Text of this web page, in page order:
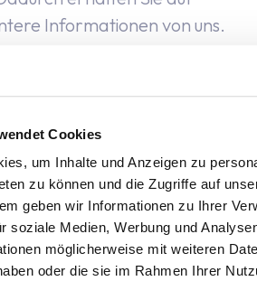
Cookies
um Inhalte und Anzeigen zu
zu können und die Zugriffe auf
geben wir Informationen zu Ihrer
soziale Medien, Werbung und
möglicherweise mit weiteren
oder die sie im Rahmen Ihrer
Informationen von uns.
verwenden wir Google
wir Ihren Standort, Ihr
Alter. Über diese Website
Cookies von Google
Analytics-Cookies werden
der Aktualisierung